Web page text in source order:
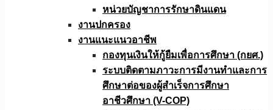
หน่วยบัญชาการรักษาดินแดน
งานปกครอง
งานแนะแนวอาชีพ
กองทุนเงินให้กู้ยืมเพื่อการศึกษา (กยศ.)
ระบบติดตามภาวะการมีงานทำและการ
ศึกษาต่อของผู้สำเร็จการศึกษา
อาชีวศึกษา (V-COP)